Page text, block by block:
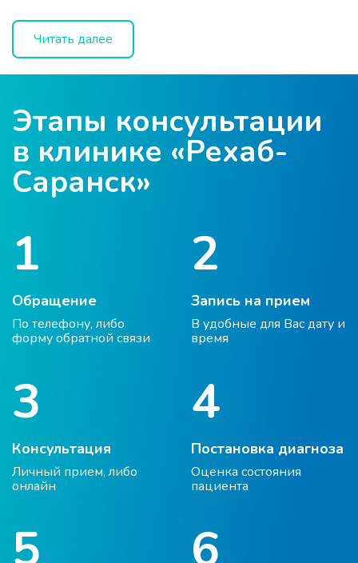
Врачи совместно выстраивают индивидуальный план
лечения. При этом назначается либо индивидуально
подобранная кодировка, либо курс реабилитации.
При необходимости могут назначаться занятия с
восстанавливающие капельницы или аппаратное
лечение. И только потом, когда человек пройдет
полный курс, он сможет вернуться к здоровой и
счастливой жизни. Наши специалисты сделают все
возможное для этого!
комфортные палаты, вкусное и сбалансированное
питание, а самое главное - это эффективное и
работаем для вас!
Читать далее
Этапы консультации
в клинике «Рехаб-
Саранск»
1
Обращение
По телефону, либо
форму обратной связи
2
Запись на прием
В удобные для Вас дату и
время
3
Консультация
Личный прием, либо
онлайн
4
Постановка диагноза
Оценка состояния
пациента
5 6